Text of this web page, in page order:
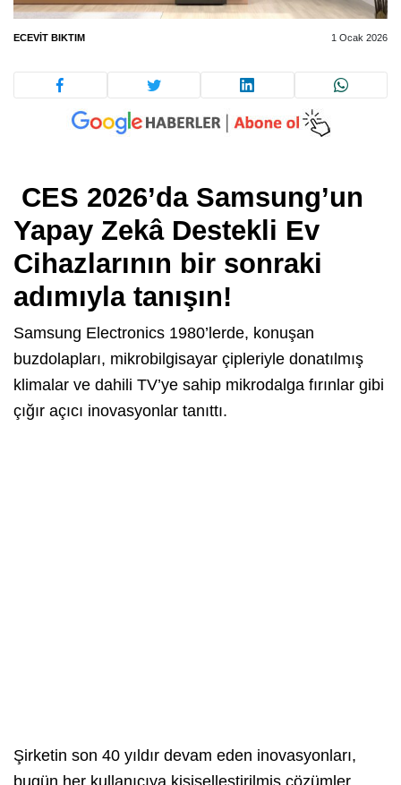
ECEVIT BIKTIM 1 Ocak 2026
CES 2026’da Samsung’un
Yapay Zekâ Destekli Ev
Cihazlarının bir sonraki
adımıyla tanışın!
Samsung Electronics 1980’lerde, konuşan
buzdolapları, mikrobilgisayar çipleriyle donatılmış
klimalar ve dahili TV’ye sahip mikrodalga fırınlar gibi
çığır açıcı inovasyonlar tanıttı.
Şirketin son 40 yıldır devam eden inovasyonları,
bugün her kullanıcıya kişiselleştirilmiş çözümler